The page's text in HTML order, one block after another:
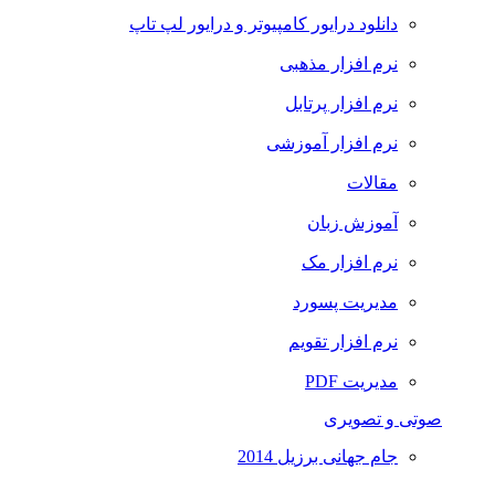
دانلود درایور کامپیوتر و درایور لپ تاپ
نرم افزار مذهبی
نرم افزار پرتابل
نرم افزار آموزشی
مقالات
آموزش زبان
نرم افزار مک
مدیریت پسورد
نرم افزار تقویم
مدیریت PDF
صوتی و تصویری
جام جهانی برزیل 2014